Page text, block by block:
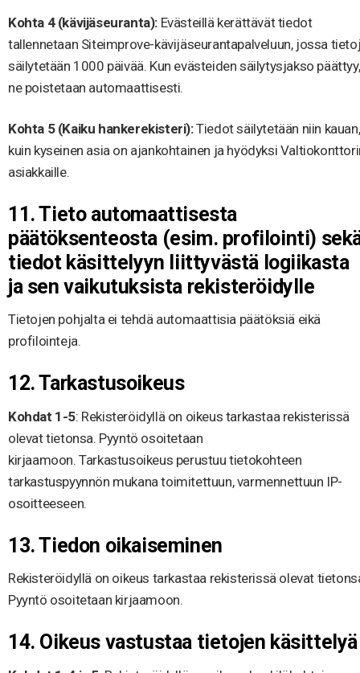
Kohta 4 (kävijäseuranta): Evästeillä kerättävät tiedot
tallennetaan Siteimprove-kävijäseurantapalveluun, jossa
säilytetään 1000 päivää. Kun evästeiden säilytysjakso päättyy,
ne poistetaan automaattisesti.
Kohta 5 (Kaiku hankerekisteri):Tiedot säilytetään niin kauan,
kuin kyseinen asia on ajankohtainen ja hyödyksi
asiakkaille.
11. Tieto automaattisesta
päätöksenteosta (esim. profilointi)
tiedot käsittelyyn liittyvästä logiikasta
ja sen vaikutuksista rekisteröidylle
Tietojen pohjalta ei tehdä automaattisia päätöksiä eikä
profilointeja.
12. Tarkastusoikeus
Kohdat 1-5: Rekisteröidyllä on oikeus tarkastaa rekisterissä
olevat tietonsa. Pyyntö osoitetaan
kirjaamoon. Tarkastusoikeus perustuu tietokohteen
tarkastuspyynnön mukana toimitettuun, varmennettuun IP-
osoitteeseen.
13. Tiedon oikaiseminen
Rekisteröidyllä on oikeus tarkastaa rekisterissä olevat
Pyyntö osoitetaan kirjaamoon.
14. Oikeus vastustaa tietojen käsittelyä